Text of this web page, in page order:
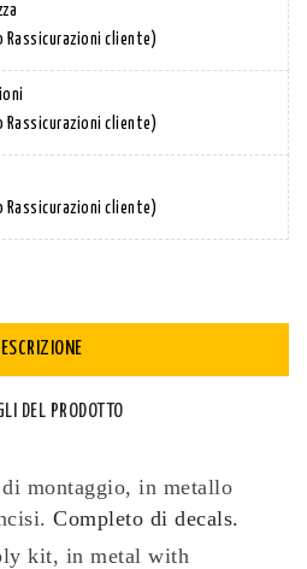
Rassicurazioni cliente)
Rassicurazioni cliente)
Rassicurazioni cliente)
DEL PRODOTTO
montaggio, in metallo
Completo di decals.
kit, in metal with